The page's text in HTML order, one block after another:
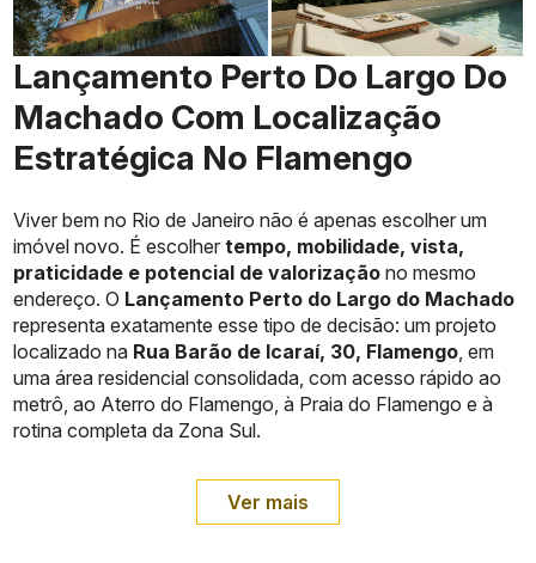
Lançamento Perto Do Largo Do
Machado Com Localização
Estratégica No Flamengo
Viver bem no Rio de Janeiro não é apenas escolher um
imóvel novo. É escolhertempo, mobilidade, vista,
praticidade e potencial de valorização no mesmo
endereço. O Lançamento Perto do Largo do Machado
representa exatamente esse tipo de decisão: um projeto
localizado na Rua Barão de Icaraí, 30, Flamengo, em
uma área residencial consolidada, com acesso rápido ao
metrô, ao Aterro do Flamengo, à Praia do Flamengo e à
rotina completa da Zona Sul.
Ver mais